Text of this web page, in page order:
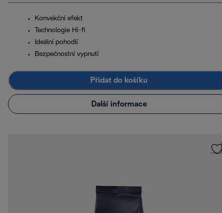
Konvekční efekt
Technologie Hi-fi
Ideální pohodlí
Bezpečnostní vypnutí
Přidat do košíku
Další informace